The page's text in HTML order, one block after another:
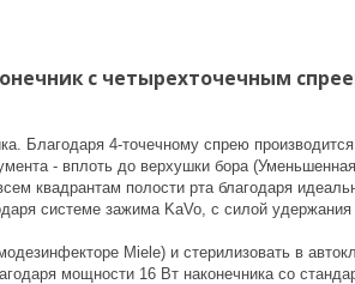
с четырехточечным
Благодаря 4-точечному спрею
- вплоть до верхушки бора
квадрантам полости рта благодаря
системе зажима KaVo, с силой
Miele) и стерилизовать в
мощности 16 Вт наконечника со